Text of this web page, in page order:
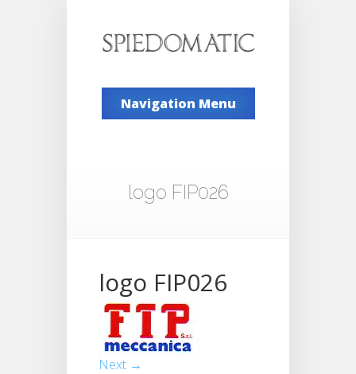
Navigation Menu
logo FIP026
logo FIP026
Next →